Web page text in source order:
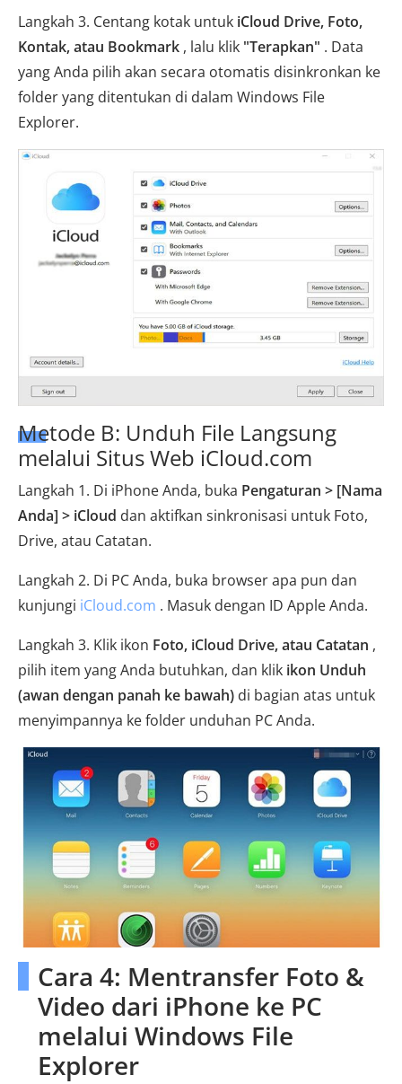
Langkah 3. Centang kotak untuk iCloud Drive, Foto,
Kontak, atau Bookmark , lalu klik "Terapkan" . Data
yang Anda pilih akan secara otomatis disinkronkan ke
folder yang ditentukan di dalam Windows File
Explorer.
Metode B: Unduh File Langsung
melalui Situs Web iCloud.com
Langkah 1. Di iPhone Anda, buka Pengaturan > [Nama
Anda] > iCloud dan aktifkan sinkronisasi untuk Foto,
Drive, atau Catatan.
Langkah 2. Di PC Anda, buka browser apa pun dan
kunjungi iCloud.com . Masuk dengan ID Apple Anda.
Langkah 3. Klik ikon Foto, iCloud Drive, atau Catatan ,
pilih item yang Anda butuhkan, dan klik ikon Unduh
(awan dengan panah ke bawah) di bagian atas untuk
menyimpannya ke folder unduhan PC Anda.
Cara 4: Mentransfer Foto &
Video dari iPhone ke PC
melalui Windows File
Explorer